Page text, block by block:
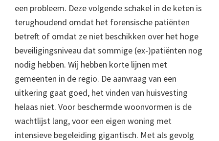
een probleem. Deze volgende schakel in de keten is
terughoudend omdat het forensische patiënten
betreft of omdat ze niet beschikken over het hoge
beveiligingsniveau dat sommige (ex-)patiënten nog
nodig hebben. Wij hebben korte lijnen met
gemeenten in de regio. De aanvraag van een
uitkering gaat goed, het vinden van huisvesting
helaas niet. Voor beschermde woonvormen is de
wachtlijst lang, voor een eigen woning met
intensieve begeleiding gigantisch. Met als gevolg